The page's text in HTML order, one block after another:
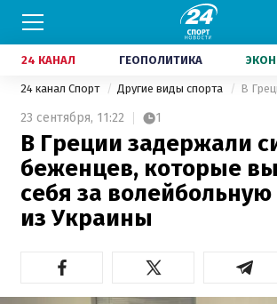
24 КАНАЛ ГЕОПОЛИТИКА
24 канал Спорт Другие виды спорта
23 сентября, 11:22 1
В Греции задержали
беженцев, которые
себя за
из Украины